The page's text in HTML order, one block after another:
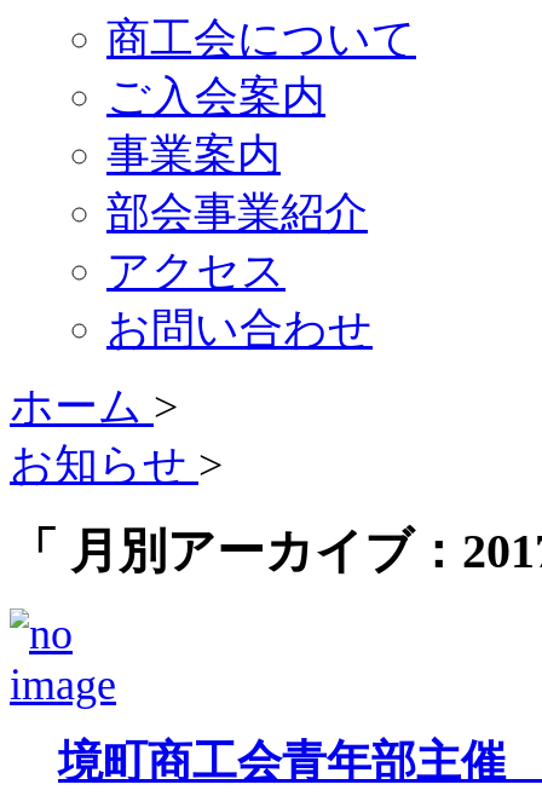
商工会について
ご入会案内
事業案内
部会事業紹介
アクセス
お問い合わせ
ホーム >
お知らせ >
「 月別アーカイブ：
境町商工会青年部主催